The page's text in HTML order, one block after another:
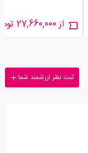
از 27,660,000 تومان
ثبت نظر ارزشمند شما